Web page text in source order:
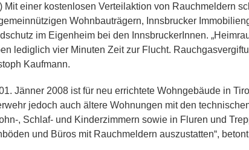
Mit einer kostenlosen Verteilaktion von Rauchmeldern
Wohnbauträgern, Innsbrucker
im Eigenheim bei den InnsbruckerInnen.
lediglich vier Minuten Zeit zur Flucht.
Kaufmann.
Jänner 2008 ist für neu errichtete Wohngebäude in
jedoch auch ältere Wohnungen mit den
, Schlaf- und Kinderzimmern sowie in Fluren und
und Büros mit Rauchmeldern auszustatten“,